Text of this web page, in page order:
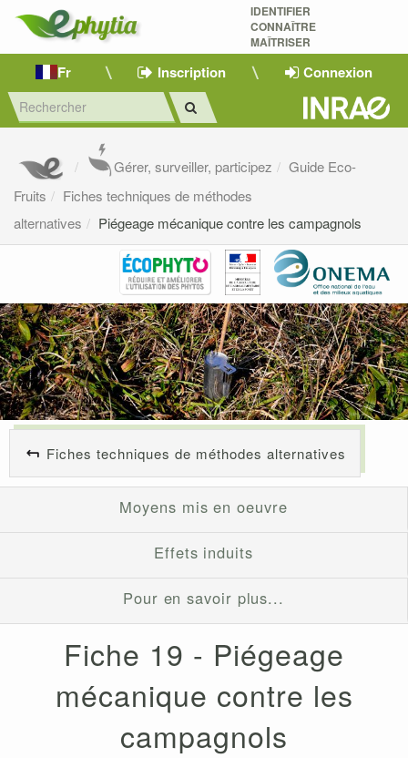
IDENTIFIER
CONNAÎTRE
MAÎTRISER
Fr Inscription Connexion
Gérer, surveiller, participez
Guide Eco-
Fruits
Fiches techniques de méthodes
alternatives
Piégeage mécanique contre les campagnols
Fiches techniques de méthodes alternatives
Moyens mis en oeuvre
Effets induits
Pour en savoir plus...
Fiche 19 - Piégeage
mécanique contre les
campagnols